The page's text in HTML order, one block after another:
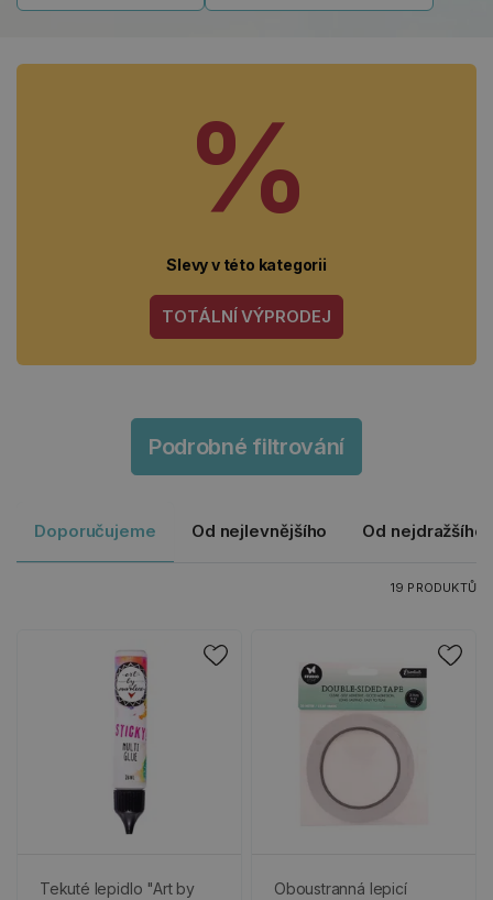
%
Slevy v této kategorii
TOTÁLNÍ VÝPRODEJ
Podrobné filtrování
Doporučujeme Od nejlevnějšího Od nejdražšího
19 PRODUKTŮ
Tekuté lepidlo "Art by
Oboustranná lepicí